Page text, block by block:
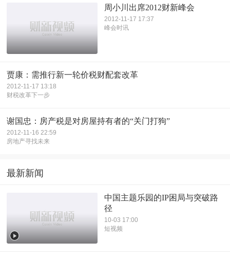
周小川出席2012财新峰会
2012-11-17 17:37
峰会时讯
贾康：需推行新一轮价税财配套改革
2012-11-17 13:18
财税改革下一步
谢国忠：房产税是对房屋持有者的“关门打狗”
2012-11-16 22:59
房地产寻找未来
最新新闻
中国主题乐园的IP困局与突破路
径
10-03 17:00
短视频